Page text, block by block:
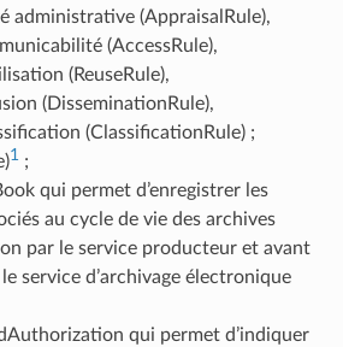
administrative (AppraisalRule),
(AccessRule),
(ReuseRule),
(DisseminationRule),
(ClassificationRule) ;
1;
qui permet d’enregistrer les
au cycle de vie des archives
par le service producteur et avant
service d’archivage électronique
qui permet d’indiquer